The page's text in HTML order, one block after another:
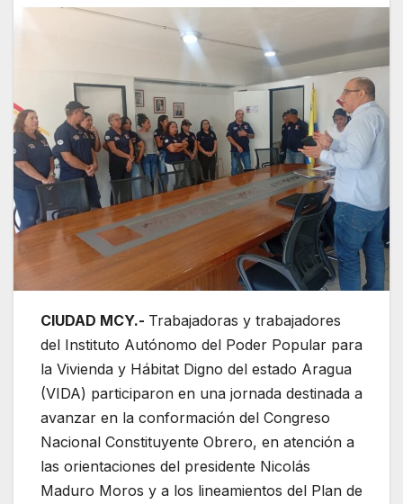
CIUDAD MCY.- Trabajadoras y trabajadores
del Instituto Autónomo del Poder Popular para
la Vivienda y Hábitat Digno del estado Aragua
(VIDA) participaron en una jornada destinada a
avanzar en la conformación del Congreso
Nacional Constituyente Obrero, en atención a
las orientaciones del presidente Nicolás
Maduro Moros y a los lineamientos del Plan de